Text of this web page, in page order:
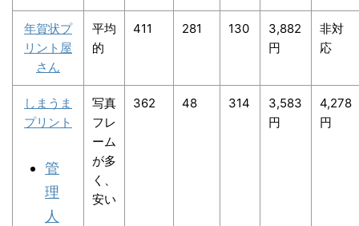
年賀状プ
リント屋
さん
平均
的
411 281 130
3,882
円
非対
応
しまうま
プリント
管
理
人
写真
フレ
ーム
が多
く、
安い
362 48 314
3,583
円
4,278
円